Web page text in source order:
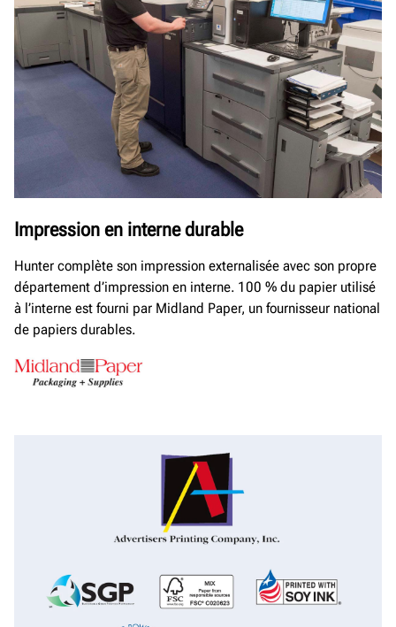
Impression en interne durable
Hunter complète son impression externalisée avec son propre
département d’impression en interne. 100 % du papier utilisé
à l’interne est fourni par Midland Paper, un fournisseur national
de papiers durables.